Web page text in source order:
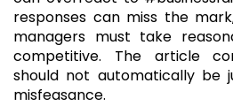
responses can miss the
managers must take
competitive. The article
should not automatically be
misfeasance.